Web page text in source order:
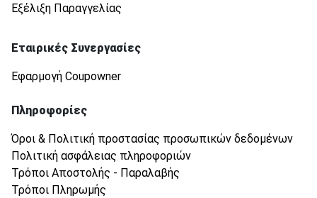
Εξέλιξη Παραγγελίας
Εταιρικές Συνεργασίες
Εφαρμογή Coupowner
Πληροφορίες
Όροι & Πολιτική προστασίας προσωπικών δεδομένων
Πολιτική ασφάλειας πληροφοριών
Τρόποι Αποστολής - Παραλαβής
Τρόποι Πληρωμής